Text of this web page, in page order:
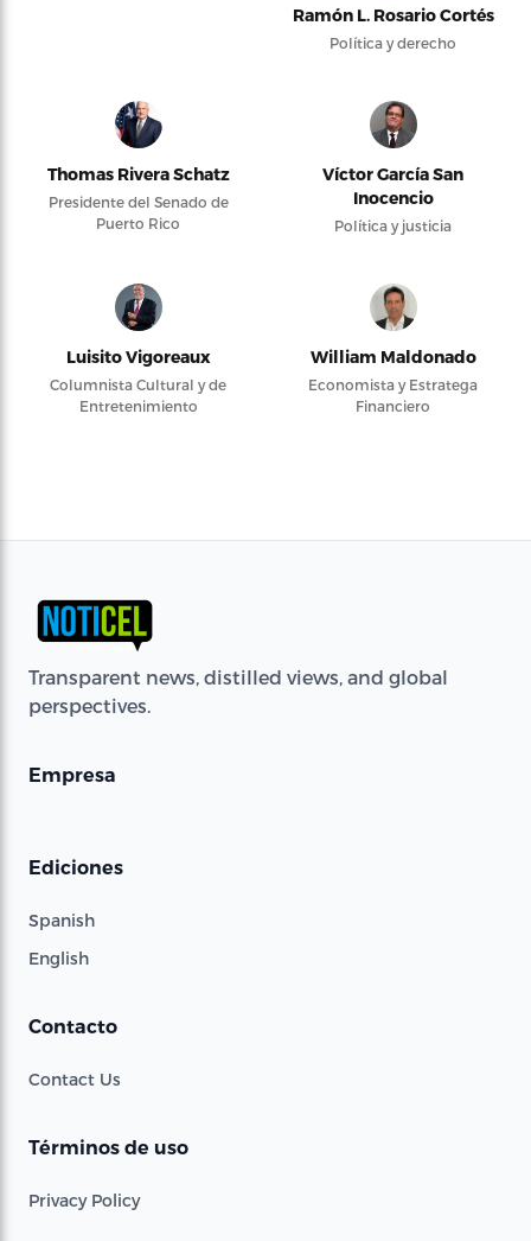
Ramón L. Rosario Cortés
Política y derecho
Thomas Rivera Schatz
Presidente del Senado de
Puerto Rico
Víctor García San
Inocencio
Política y justicia
Luisito Vigoreaux
Columnista Cultural y de
Entretenimiento
William Maldonado
Economista y Estratega
Financiero
Transparent news, distilled views, and global
perspectives.
Empresa
Ediciones
Spanish
English
Contacto
Contact Us
Términos de uso
Privacy Policy